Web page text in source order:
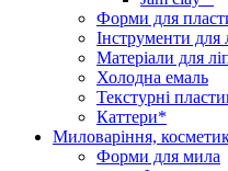
Форми для
Інструменти для
Матеріали для
Холодна емаль
Текстурні
Каттери*
Миловаріння,
Форми для мила